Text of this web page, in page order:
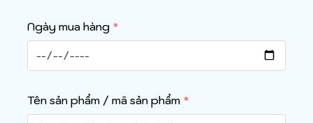
Ngày mua hàng *
Tên sản phẩm / mã sản phẩm *